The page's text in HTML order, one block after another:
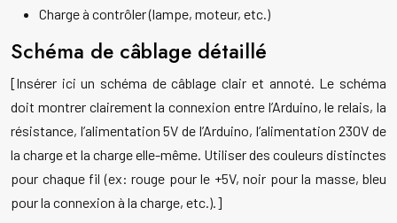
Charge à contrôler (lampe, moteur, etc.)
Schéma de câblage détaillé
[Insérer ici un schéma de câblage clair et annoté. Le schéma
doit montrer clairement la connexion entre l’Arduino, le relais, la
résistance, l’alimentation 5V de l’Arduino, l’alimentation 230V de
la charge et la charge elle-même. Utiliser des couleurs distinctes
pour chaque fil (ex: rouge pour le +5V, noir pour la masse, bleu
pour la connexion à la charge, etc.).]